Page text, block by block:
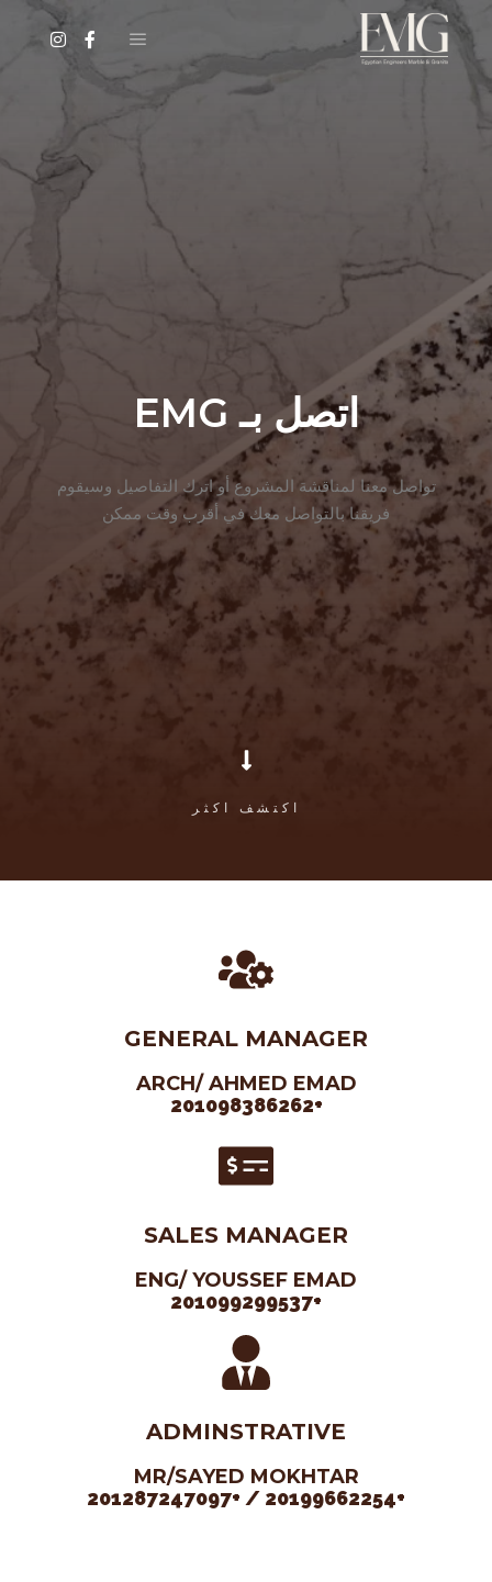
اتصل بـ EMG
تواصل معنا لمناقشة المشروع أو اترك التفاصيل وسيقوم
فريقنا بالتواصل معك في أقرب وقت ممكن
اكتشف اكثر
GENERAL MANAGER
ARCH/ AHMED EMAD
+201098386262
SALES MANAGER
ENG/ YOUSSEF EMAD
+201099299537
ADMINSTRATIVE
MR/SAYED MOKHTAR
+20199662254 / +201287247097